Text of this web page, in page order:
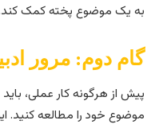
یک موضوع پخته کمک کند.
دوم: مرور
از هرگونه کار عملی، باید به
خود را مطالعه کنید. این